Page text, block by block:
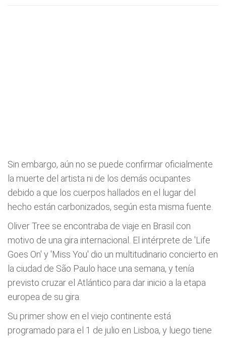
Sin embargo, aún no se puede confirmar oficialmente
la muerte del artista ni de los demás ocupantes
debido a que los cuerpos hallados en el lugar del
hecho están carbonizados, según esta misma fuente.
Oliver Tree se encontraba de viaje en Brasil con
motivo de una gira internacional. El intérprete de 'Life
Goes On' y 'Miss You' dio un multitudinario concierto en
la ciudad de São Paulo hace una semana, y tenía
previsto cruzar el Atlántico para dar inicio a la etapa
europea de su gira.
Su primer show en el viejo continente está
programado para el 1 de julio en Lisboa, y luego tiene